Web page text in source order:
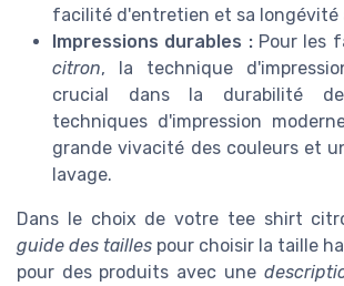
facilité d'entretien et sa longévité
Impressions durables :Pour les
citron, la technique
crucial dans la durabilité
techniques d'impression
grande vivacité des couleurs et
lavage.
Dans le choix de votre tee shirt
guide des tailles pour choisir la taille
pour des produits avec une